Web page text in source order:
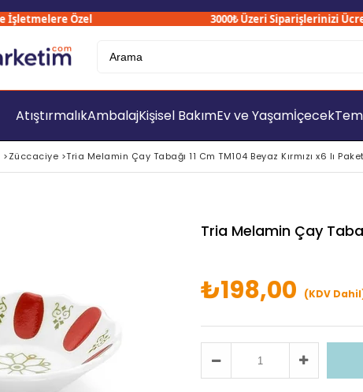
Özel 3000₺ Üzeri Siparişlerinizi
AtıştırmalıkAmbalajKişisel BakımEv ve Yaşamİçecek
>Züccaciye >Tria Melamin Çay Tabağı 11 Cm TM104 Beyaz Kırmızı x6 lı Paket
Tria Melamin Çay
₺198,00 (KDV